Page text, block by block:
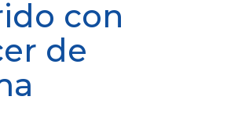
con
de